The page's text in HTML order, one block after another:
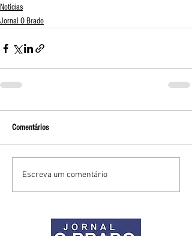
Notícias
Jornal O Brado
Comentários
Escreva um comentário